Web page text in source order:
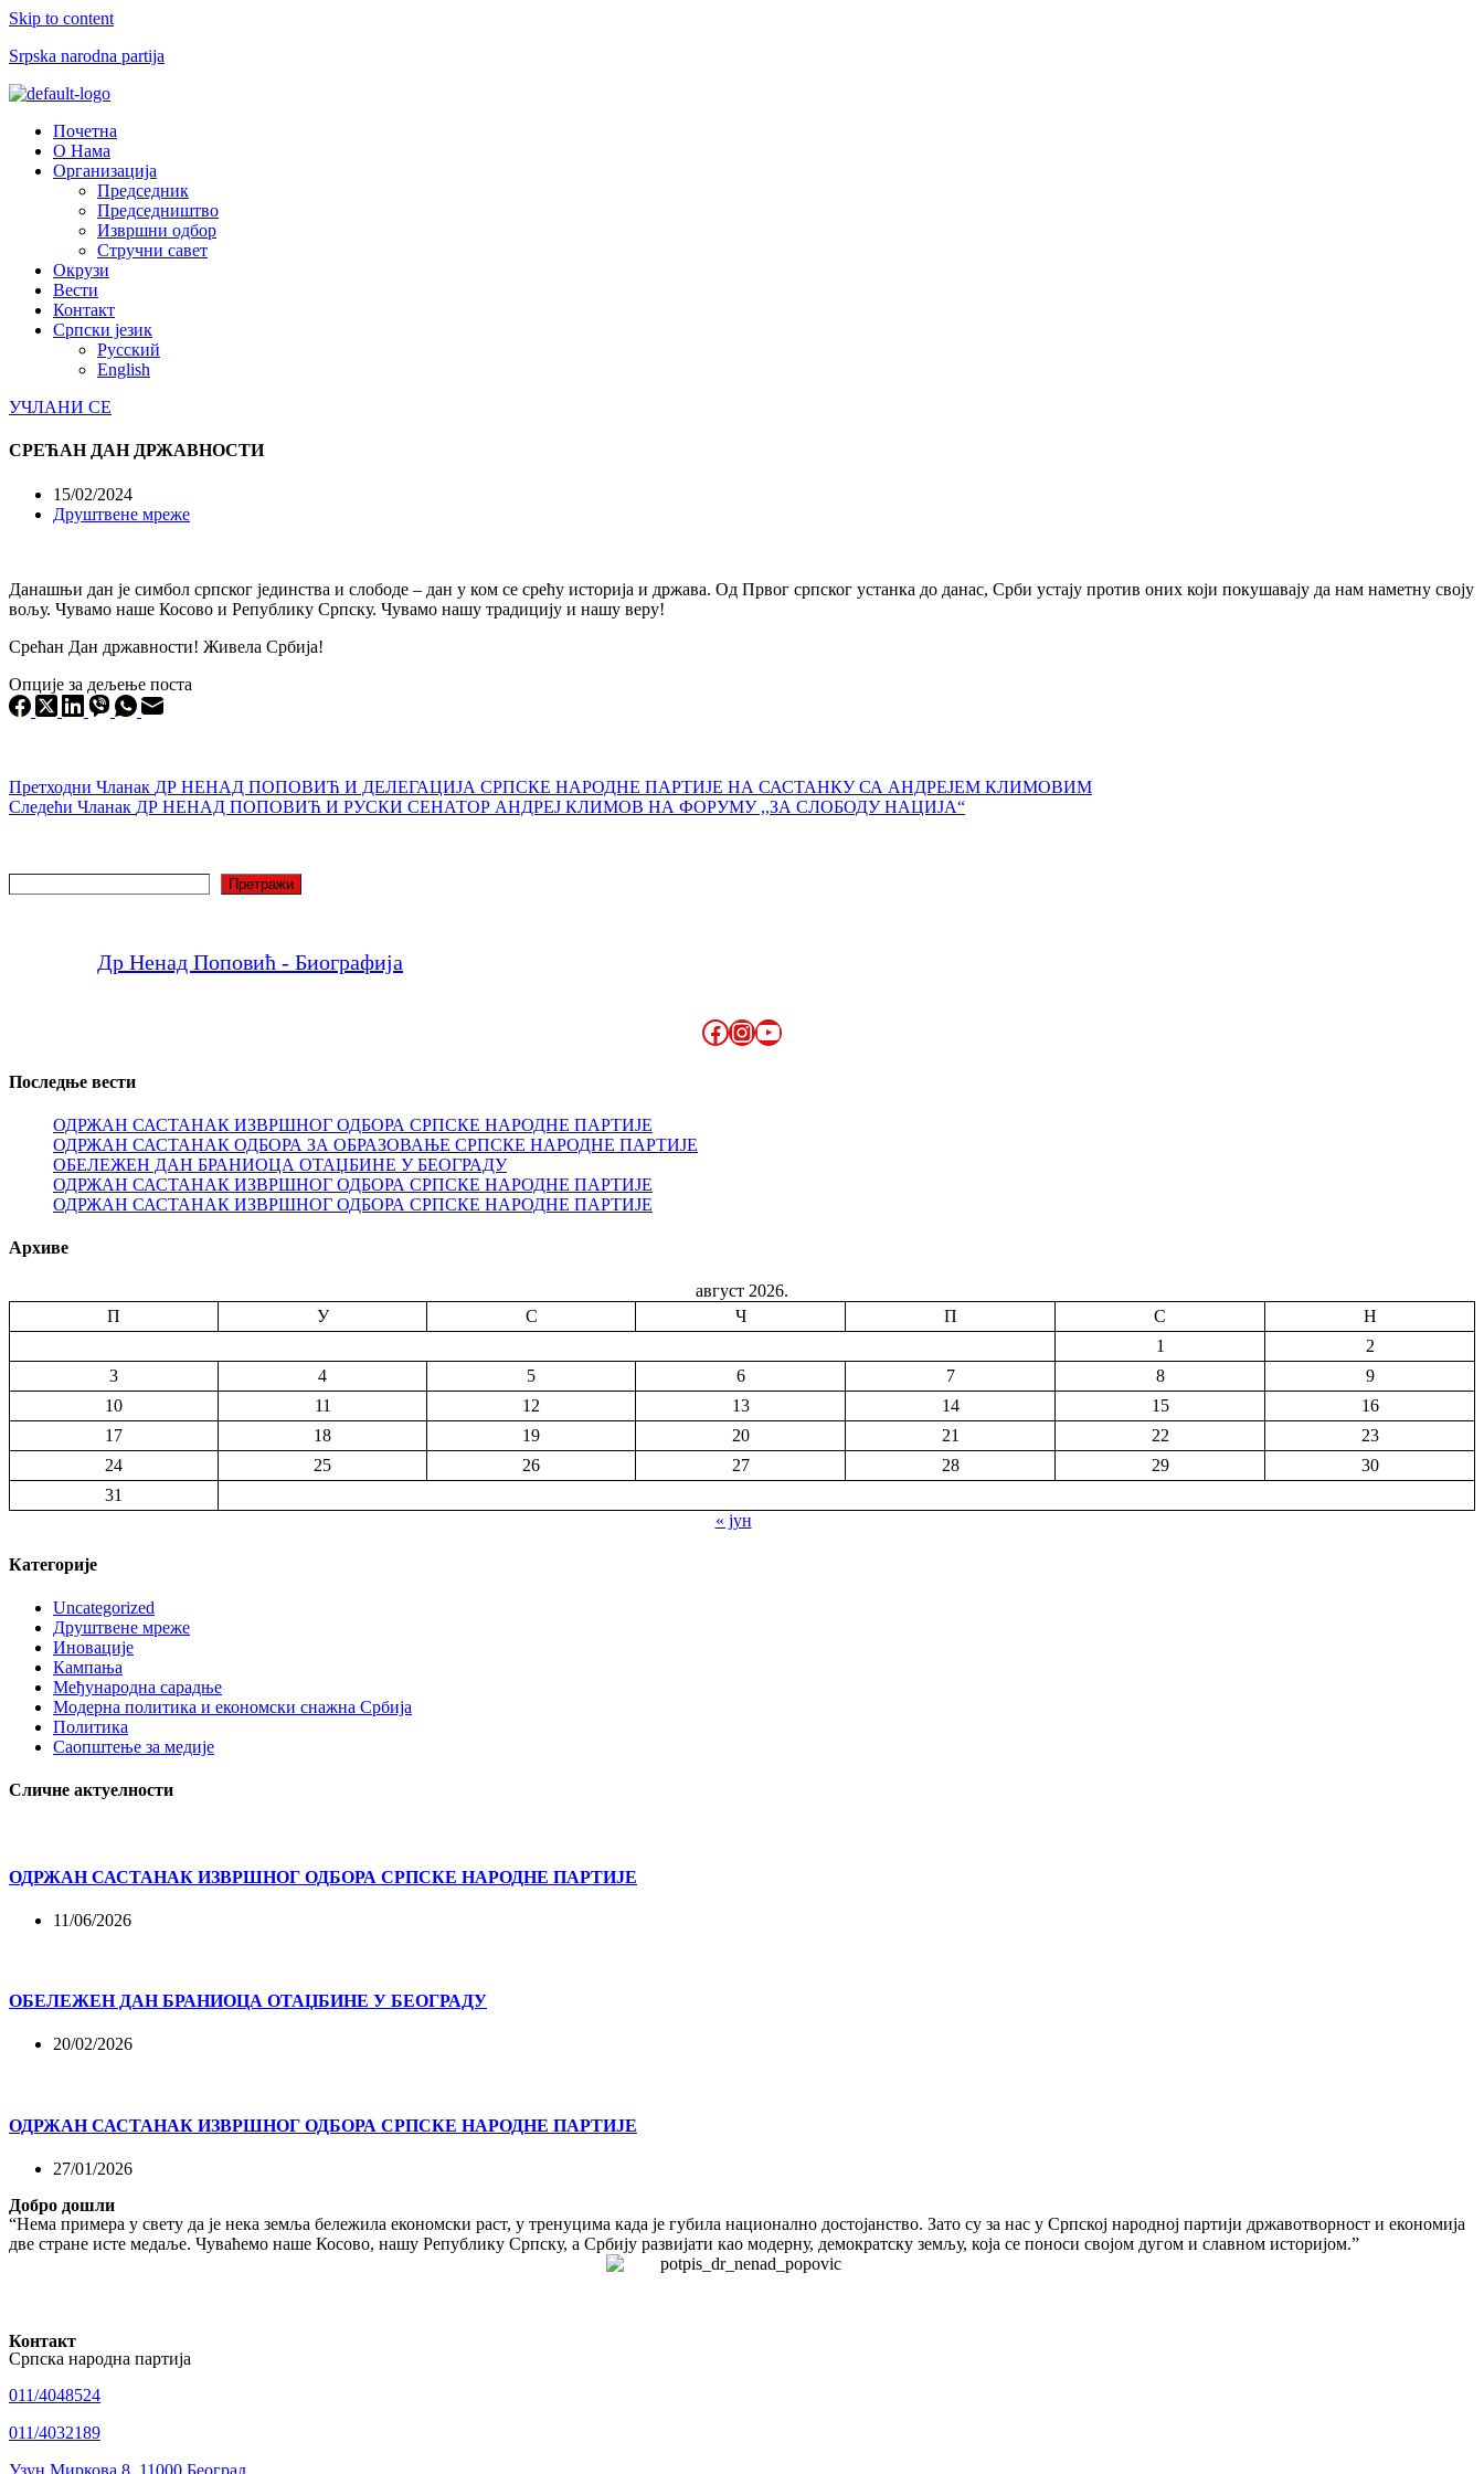
Skip to content
Srpska narodna partija
Menu
Почетна
О Нама
Организација
Председник
Председништво
Извршни одбор
Стручни савет
Окрузи
Вести
Контакт
Српски језик
Русский
English
УЧЛАНИ СЕ
СРЕЋАН ДАН ДРЖАВНОСТИ
15/02/2024
Друштвене мреже
Данашњи дан је симбол српског јединства и слободе – дан у ком се срећу историја и држава. Од Првог српског устанка до данас, Срби устају против оних који покушавају да нам наметну своју
вољу. Чувамо наше Косово и Републику Српску. Чувамо нашу традицију и нашу веру!
Срећан Дан државности! Живела Србија!
Опције за дељење поста
Претходни Чланак ДР НЕНАД ПОПОВИЋ И ДЕЛЕГАЦИЈА СРПСКЕ НАРОДНЕ ПАРТИЈЕ НА САСТАНКУ СА АНДРЕЈЕМ КЛИМОВИМ
Следећи Чланак ДР НЕНАД ПОПОВИЋ И РУСКИ СЕНАТОР АНДРЕЈ КЛИМОВ НА ФОРУМУ ,,ЗА СЛОБОДУ НАЦИЈА“
Претражи
Др Ненад Поповић - Биографија
Facebook
Instagram
YouTube
Последње вести
ОДРЖАН САСТАНАК ИЗВРШНОГ ОДБОРА СРПСКЕ НАРОДНЕ ПАРТИЈЕ
ОДРЖАН САСТАНАК ОДБОРА ЗА ОБРАЗОВАЊЕ СРПСКЕ НАРОДНЕ ПАРТИЈЕ
ОБЕЛЕЖЕН ДАН БРАНИОЦА ОТАЏБИНЕ У БЕОГРАДУ
ОДРЖАН САСТАНАК ИЗВРШНОГ ОДБОРА СРПСКЕ НАРОДНЕ ПАРТИЈЕ
ОДРЖАН САСТАНАК ИЗВРШНОГ ОДБОРА СРПСКЕ НАРОДНЕ ПАРТИЈЕ
Архиве
август 2026.
П
У С Ч П С
Н
1
2
3
4 5 6 7 8
9
10
11 12 13 14 15
16
17
18 19 20 21 22
23
24
25 26 27 28 29
30
31
« јун
Категорије
Uncategorized
Друштвене мреже
Иновације
Кампања
Међународна сарадње
Модерна политика и економски снажна Србија
Политика
Саопштење за медије
Сличне актуелности
ОДРЖАН САСТАНАК ИЗВРШНОГ ОДБОРА СРПСКЕ НАРОДНЕ ПАРТИЈЕ
11/06/2026
ОБЕЛЕЖЕН ДАН БРАНИОЦА ОТАЏБИНЕ У БЕОГРАДУ
20/02/2026
ОДРЖАН САСТАНАК ИЗВРШНОГ ОДБОРА СРПСКЕ НАРОДНЕ ПАРТИЈЕ
27/01/2026
Добро дошли
“Нема примера у свету да је нека земља бележила економски раст, у тренуцима када је губила национално достојанство. Зато су за нас у Српској народној партији државотворност и економија
две стране исте медаље. Чуваћемо наше Косово, нашу Републику Српску, а Србију развијати као модерну, демократску земљу, која се поноси својом дугом и славном историјом.”
Контакт
Српска народна партија
011/4048524
011/4032189
Узун Миркова 8, 11000 Београд